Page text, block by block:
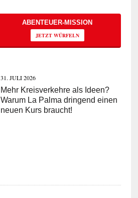
ABENTEUER-MISSION
JETZT WÜRFELN
31. JULI 2026
Mehr Kreisverkehre als Ideen?
Warum La Palma dringend einen
neuen Kurs braucht!